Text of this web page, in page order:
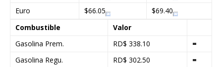
Euro
$66.05
$69.40
Combustible
Valor
Gasolina Prem.
RD$ 338.10
=
Gasolina Regu.
RD$ 302.50
=